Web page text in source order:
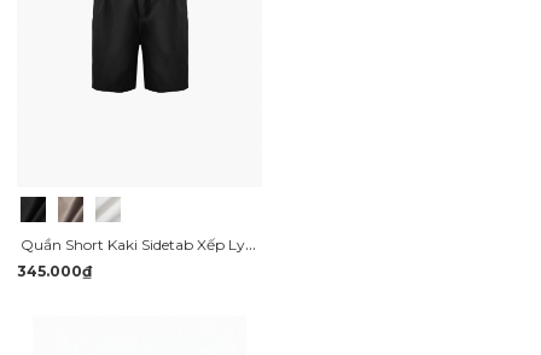
Quần Short Kaki Sidetab Xếp Ly Form Regular QS069
345.000₫